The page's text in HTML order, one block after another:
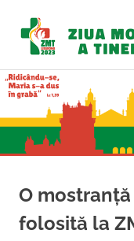
Sari
la
conținut
O
folosită la